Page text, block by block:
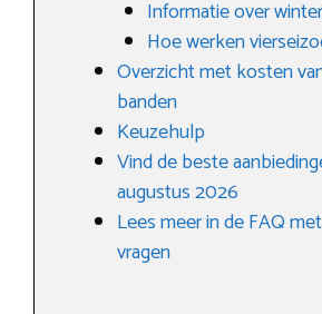
Informatie over
Hoe werken
Overzicht met kosten
banden
Keuzehulp
Vind de beste
augustus 2026
Lees meer in de FAQ
vragen